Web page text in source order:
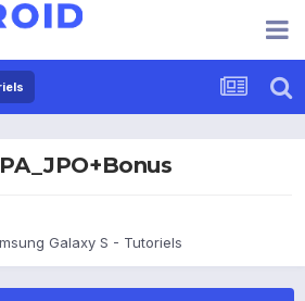
Galaxy S - Tutoriels